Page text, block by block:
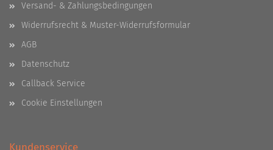
Versand- & Zahlungsbedingungen
Widerrufsrecht & Muster-Widerrufsformular
AGB
Datenschutz
Callback Service
Cookie Einstellungen
Kundenservice